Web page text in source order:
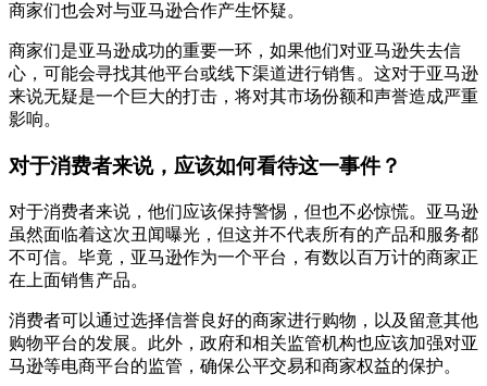
商家们也会对与亚马逊合作产生怀疑。
商家们是亚马逊成功的重要一环，如果他们对亚马逊失去信
心，可能会寻找其他平台或线下渠道进行销售。这对于亚马逊
来说无疑是一个巨大的打击，将对其市场份额和声誉造成严重
影响。
对于消费者来说，应该如何看待这一事件？
对于消费者来说，他们应该保持警惕，但也不必惊慌。亚马逊
虽然面临着这次丑闻曝光，但这并不代表所有的产品和服务都
不可信。毕竟，亚马逊作为一个平台，有数以百万计的商家正
在上面销售产品。
消费者可以通过选择信誉良好的商家进行购物，以及留意其他
购物平台的发展。此外，政府和相关监管机构也应该加强对亚
马逊等电商平台的监管，确保公平交易和商家权益的保护。